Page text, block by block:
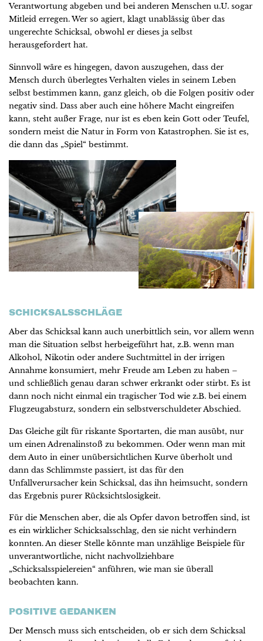
Verantwortung abgeben und bei anderen Menschen u.U. sogar
Mitleid erregen. Wer so agiert, klagt unablässig über das
ungerechte Schicksal, obwohl er dieses ja selbst
herausgefordert hat.
Sinnvoll wäre es hingegen, davon auszugehen, dass der
Mensch durch überlegtes Verhalten vieles in seinem Leben
selbst bestimmen kann, ganz gleich, ob die Folgen positiv oder
negativ sind. Dass aber auch eine höhere Macht eingreifen
kann, steht außer Frage, nur ist es eben kein Gott oder Teufel,
sondern meist die Natur in Form von Katastrophen. Sie ist es,
die dann das „Spiel“ bestimmt.
SCHICKSALSSCHLÄGE
Aber das Schicksal kann auch unerbittlich sein, vor allem wenn
man die Situation selbst herbeigeführt hat, z.B. wenn man
Alkohol, Nikotin oder andere Suchtmittel in der irrigen
Annahme konsumiert, mehr Freude am Leben zu haben –
und schließlich genau daran schwer erkrankt oder stirbt. Es ist
dann noch nicht einmal ein tragischer Tod wie z.B. bei einem
Flugzeugabsturz, sondern ein selbstverschuldeter Abschied.
Das Gleiche gilt für riskante Sportarten, die man ausübt, nur
um einen Adrenalinstoß zu bekommen. Oder wenn man mit
dem Auto in einer unübersichtlichen Kurve überholt und
dann das Schlimmste passiert, ist das für den
Unfallverursacher kein Schicksal, das ihn heimsucht, sondern
das Ergebnis purer Rücksichtslosigkeit.
Für die Menschen aber, die als Opfer davon betroffen sind, ist
es ein wirklicher Schicksalsschlag, den sie nicht verhindern
konnten. An dieser Stelle könnte man unzählige Beispiele für
unverantwortliche, nicht nachvollziehbare
„Schicksalsspielereien“ anführen, wie man sie überall
beobachten kann.
POSITIVE GEDANKEN
Der Mensch muss sich entscheiden, ob er sich dem Schicksal